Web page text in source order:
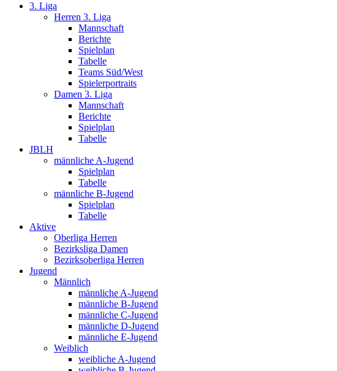
3. Liga
Herren 3. Liga
Mannschaft
Berichte
Spielplan
Tabelle
Teams Süd/West
Spielerportraits
Damen 3. Liga
Mannschaft
Berichte
Spielplan
Tabelle
JBLH
männliche A-Jugend
Spielplan
Tabelle
männliche B-Jugend
Spielplan
Tabelle
Aktive
Oberliga Herren
Bezirksliga Damen
Bezirksoberliga Herren
Jugend
Männlich
männliche A-Jugend
männliche B-Jugend
männliche C-Jugend
männliche D-Jugend
männliche E-Jugend
Weiblich
weibliche A-Jugend